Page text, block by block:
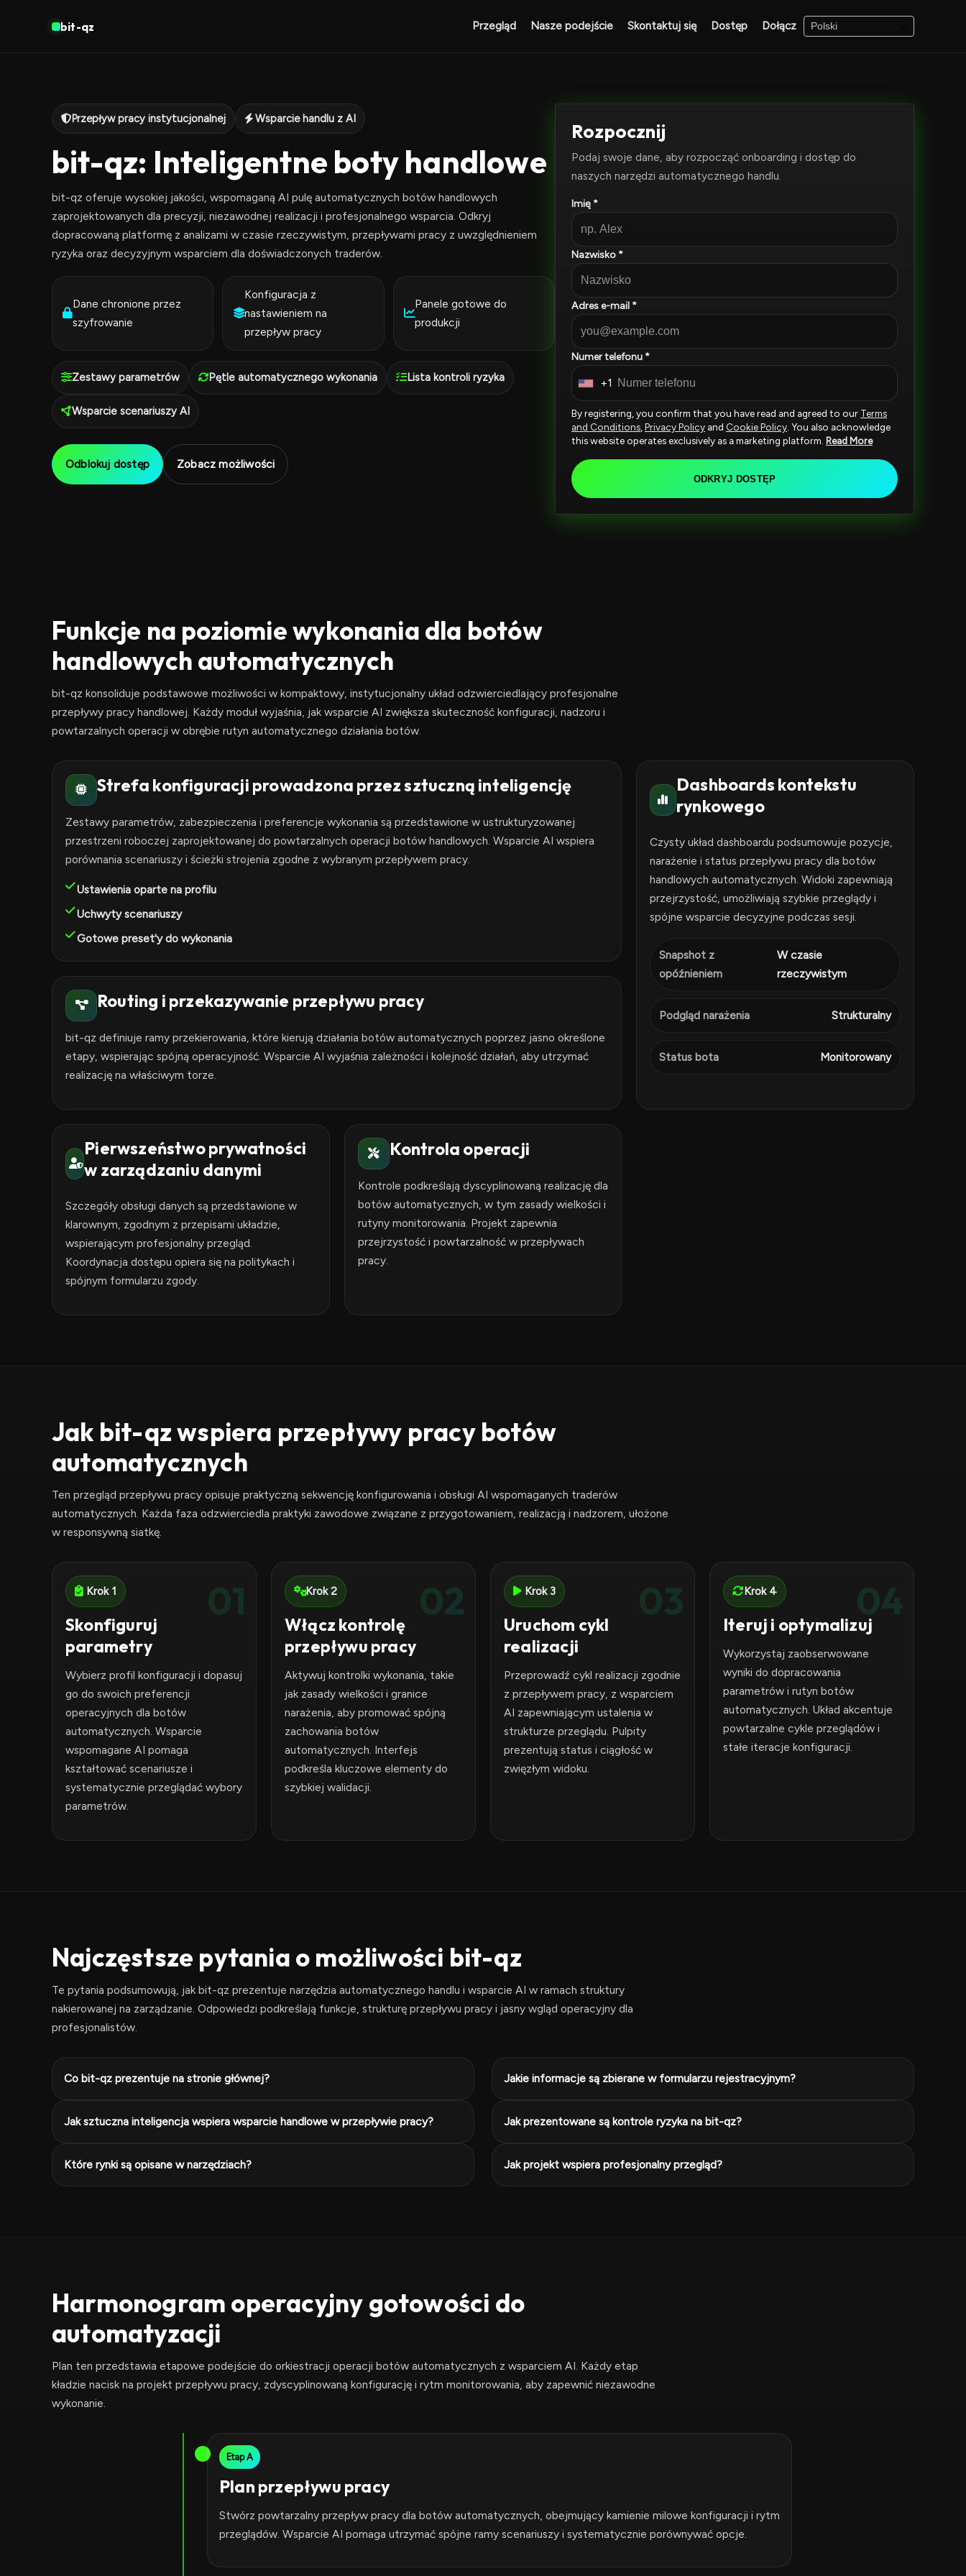
bit-qz Przegląd Nasze podejście Skontaktuj się Dostęp Dołącz
Przepływ pracy instytucjonalnej Wsparcie handlu z AI
bit-qz: Inteligentne boty handlowe
bit-qz oferuje wysokiej jakości, wspomaganą AI pulę automatycznych botów handlowych
zaprojektowanych dla precyzji, niezawodnej realizacji i profesjonalnego wsparcia. Odkryj
dopracowaną platformę z analizami w czasie rzeczywistym, przepływami pracy z uwzględnieniem
ryzyka oraz decyzyjnym wsparciem dla doświadczonych traderów.
Dane chronione przez
szyfrowanie
Konfiguracja z
nastawieniem na
przepływ pracy
Panele gotowe do
produkcji
Zestawy parametrów Pętle automatycznego wykonania Lista kontroli ryzyka
Wsparcie scenariuszy AI
Odblokuj dostęp Zobacz możliwości
Rozpocznij
Podaj swoje dane, aby rozpocząć onboarding i dostęp do
naszych narzędzi automatycznego handlu.
Imię *
Nazwisko *
Adres e-mail *
Numer telefonu *
U
i
t
e
S
t
+1
By registering, you confirm that you have read and agreed to our Terms
and Conditions Privacy Policy and Cookie Policy . You also acknowledge
this website operates exclusively as a marketing platform. Read More
ODKRYJ DOSTĘP
Funkcje na poziomie wykonania dla botów
handlowych automatycznych
bit-qz konsoliduje podstawowe możliwości w kompaktowy, instytucjonalny układ odzwierciedlający profesjonalne
przepływy pracy handlowej. Każdy moduł wyjaśnia, jak wsparcie AI zwiększa skuteczność konfiguracji, nadzoru i
powtarzalnych operacji w obrębie rutyn automatycznego działania botów.
Strefa konfiguracji prowadzona przez sztuczną inteligencję
Zestawy parametrów, zabezpieczenia i preferencje wykonania są przedstawione w ustrukturyzowanej
przestrzeni roboczej zaprojektowanej do powtarzalnych operacji botów handlowych. Wsparcie AI wspiera
porównania scenariuszy i ścieżki strojenia zgodne z wybranym przepływem pracy.
Ustawienia oparte na profilu
Uchwyty scenariuszy
Gotowe preset'y do wykonania
Dashboards kontekstu
rynkowego
Czysty układ dashboardu podsumowuje pozycje,
narażenie i status przepływu pracy dla botów
handlowych automatycznych. Widoki zapewniają
przejrzystość, umożliwiają szybkie przeglądy i
spójne wsparcie decyzyjne podczas sesji.
Snapshot z
opóźnieniem
W czasie
rzeczywistym
Podgląd narażenia Strukturalny
Status bota Monitorowany
Routing i przekazywanie przepływu pracy
bit-qz definiuje ramy przekierowania, które kierują działania botów automatycznych poprzez jasno określone
etapy, wspierając spójną operacyjność. Wsparcie AI wyjaśnia zależności i kolejność działań, aby utrzymać
realizację na właściwym torze.
Pierwszeństwo prywatności
w zarządzaniu danymi
Szczegóły obsługi danych są przedstawione w
klarownym, zgodnym z przepisami układzie,
wspierającym profesjonalny przegląd.
Koordynacja dostępu opiera się na politykach i
spójnym formularzu zgody.
Kontrola operacji
Kontrole podkreślają dyscyplinowaną realizację dla
botów automatycznych, w tym zasady wielkości i
rutyny monitorowania. Projekt zapewnia
przejrzystość i powtarzalność w przepływach
pracy.
Jak bit-qz wspiera przepływy pracy botów
automatycznych
Ten przegląd przepływu pracy opisuje praktyczną sekwencję konfigurowania i obsługi AI wspomaganych traderów
automatycznych. Każda faza odzwierciedla praktyki zawodowe związane z przygotowaniem, realizacją i nadzorem, ułożone
w responsywną siatkę.
01
Krok 1
Skonfiguruj
parametry
Wybierz profil konfiguracji i dopasuj
go do swoich preferencji
operacyjnych dla botów
automatycznych. Wsparcie
wspomagane AI pomaga
kształtować scenariusze i
systematycznie przeglądać wybory
parametrów.
02
Krok 2
Włącz kontrolę
przepływu pracy
Aktywuj kontrolki wykonania, takie
jak zasady wielkości i granice
narażenia, aby promować spójną
zachowania botów
automatycznych. Interfejs
podkreśla kluczowe elementy do
szybkiej walidacji.
03
Krok 3
Uruchom cykl
realizacji
Przeprowadź cykl realizacji zgodnie
z przepływem pracy, z wsparciem
AI zapewniającym ustalenia w
strukturze przeglądu. Pulpity
prezentują status i ciągłość w
zwięzłym widoku.
04
Krok 4
Iteruj i optymalizuj
Wykorzystaj zaobserwowane
wyniki do dopracowania
parametrów i rutyn botów
automatycznych. Układ akcentuje
powtarzalne cykle przeglądów i
stałe iteracje konfiguracji.
Najczęstsze pytania o możliwości bit-qz
Te pytania podsumowują, jak bit-qz prezentuje narzędzia automatycznego handlu i wsparcie AI w ramach struktury
nakierowanej na zarządzanie. Odpowiedzi podkreślają funkcje, strukturę przepływu pracy i jasny wgląd operacyjny dla
profesjonalistów.
Co bit-qz prezentuje na stronie głównej?
Jak sztuczna inteligencja wspiera wsparcie handlowe w przepływie pracy?
Które rynki są opisane w narzędziach?
Jakie informacje są zbierane w formularzu rejestracyjnym?
Jak prezentowane są kontrole ryzyka na bit-qz?
Jak projekt wspiera profesjonalny przegląd?
Harmonogram operacyjny gotowości do
automatyzacji
Plan ten przedstawia etapowe podejście do orkiestracji operacji botów automatycznych z wsparciem AI. Każdy etap
kładzie nacisk na projekt przepływu pracy, zdyscyplinowaną konfigurację i rytm monitorowania, aby zapewnić niezawodne
wykonanie.
Etap A
Plan przepływu pracy
Stwórz powtarzalny przepływ pracy dla botów automatycznych, obejmujący kamienie milowe konfiguracji i rytm
przeglądów. Wsparcie AI pomaga utrzymać spójne ramy scenariuszy i systematycznie porównywać opcje.